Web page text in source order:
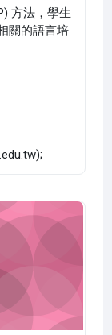
方法，學生
關的語言培